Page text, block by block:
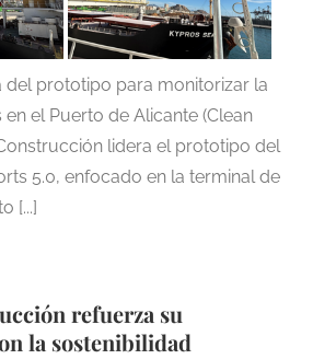
del prototipo para monitorizar la
el Puerto de Alicante (Clean
lidera el prototipo del
5.0, enfocado en la terminal de
[...]
refuerza su
la sostenibilidad